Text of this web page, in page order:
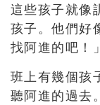
這些孩子就像
孩子。他們好
找阿進的吧！
班上有幾個孩
聽阿進的過去